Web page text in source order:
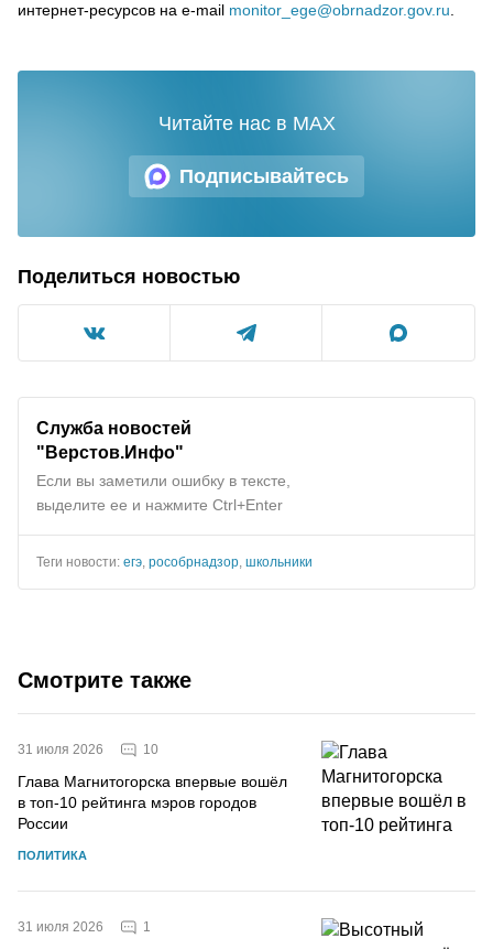
интернет-ресурсов на e-mail monitor_ege@obrnadzor.gov.ru
Подписывайтесь
Читайте нас в MAX
Поделиться новостью
Служба новостей
"Верстов.Инфо"
Если вы заметили ошибку в тексте,
выделите ее и нажмите Ctrl+Enter
Теги новости: егэ, рособрнадзор, школьники
Смотрите также
31 июля 2026 10
Глава Магнитогорска впервые вошёл
в топ-10 рейтинга мэров городов
России
ПОЛИТИКА
31 июля 2026 1